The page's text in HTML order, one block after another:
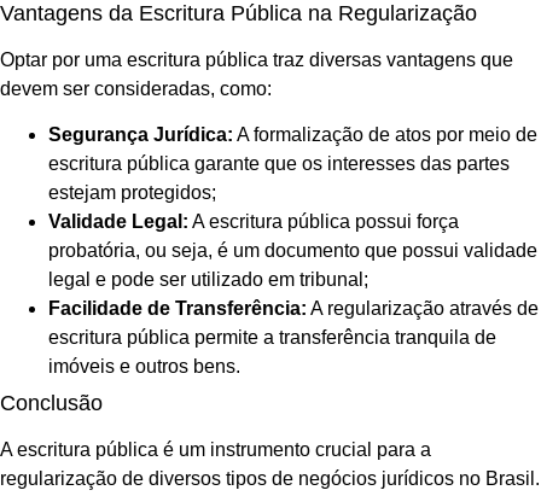
Vantagens da Escritura Pública na Regularização
Optar por uma escritura pública traz diversas vantagens que
devem ser consideradas, como:
Segurança Jurídica: A formalização de atos por meio de
escritura pública garante que os interesses das partes
estejam protegidos;
Validade Legal: A escritura pública possui força
probatória, ou seja, é um documento que possui validade
legal e pode ser utilizado em tribunal;
Facilidade de Transferência: A regularização através de
escritura pública permite a transferência tranquila de
imóveis e outros bens.
Conclusão
A escritura pública é um instrumento crucial para a
regularização de diversos tipos de negócios jurídicos no Brasil.